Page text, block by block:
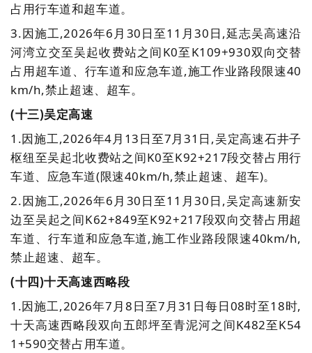
占用行车道和超车道。
3.因施工,2026年6月30日至11月30日,延志吴高速沿
河湾立交至吴起收费站之间K0至K109+930双向交替
占用超车道、行车道和应急车道,施工作业路段限速40
km/h,禁止超速、超车。
(十三)吴定高速
1.因施工,2026年4月13日至7月31日,吴定高速石井子
枢纽至吴起北收费站之间K0至K92+217段交替占用行
车道、应急车道(限速40km/h,禁止超速、超车)。
2.因施工,2026年6月30日至11月30日,吴定高速新安
边至吴起之间K62+849至K92+217段双向交替占用超
车道、行车道和应急车道,施工作业路段限速40km/h,
禁止超速、超车。
(十四)十天高速西略段
1.因施工,2026年7月8日至7月31日每日08时至18时,
十天高速西略段双向五郎坪至青泥河之间K482至K54
1+590交替占用车道。